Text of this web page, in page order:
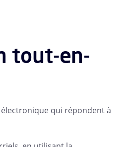
tout-en-
qui répondent à